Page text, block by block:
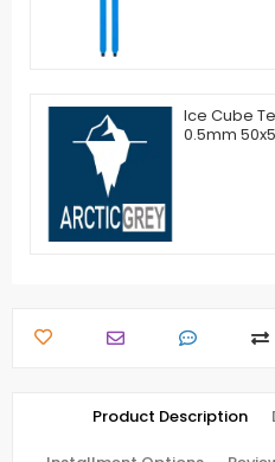
Ice Cube
0.5mm
Product Description